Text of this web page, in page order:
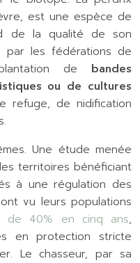
est une espèce de
de la qualité de son
par les fédérations de
de bandes
ou de cultures
refuge, de nidification
Une étude menée
territoires bénéficiant
à une régulation des
vu leurs populations
de 40% en cinq ans,
en protection stricte
Le chasseur, par sa